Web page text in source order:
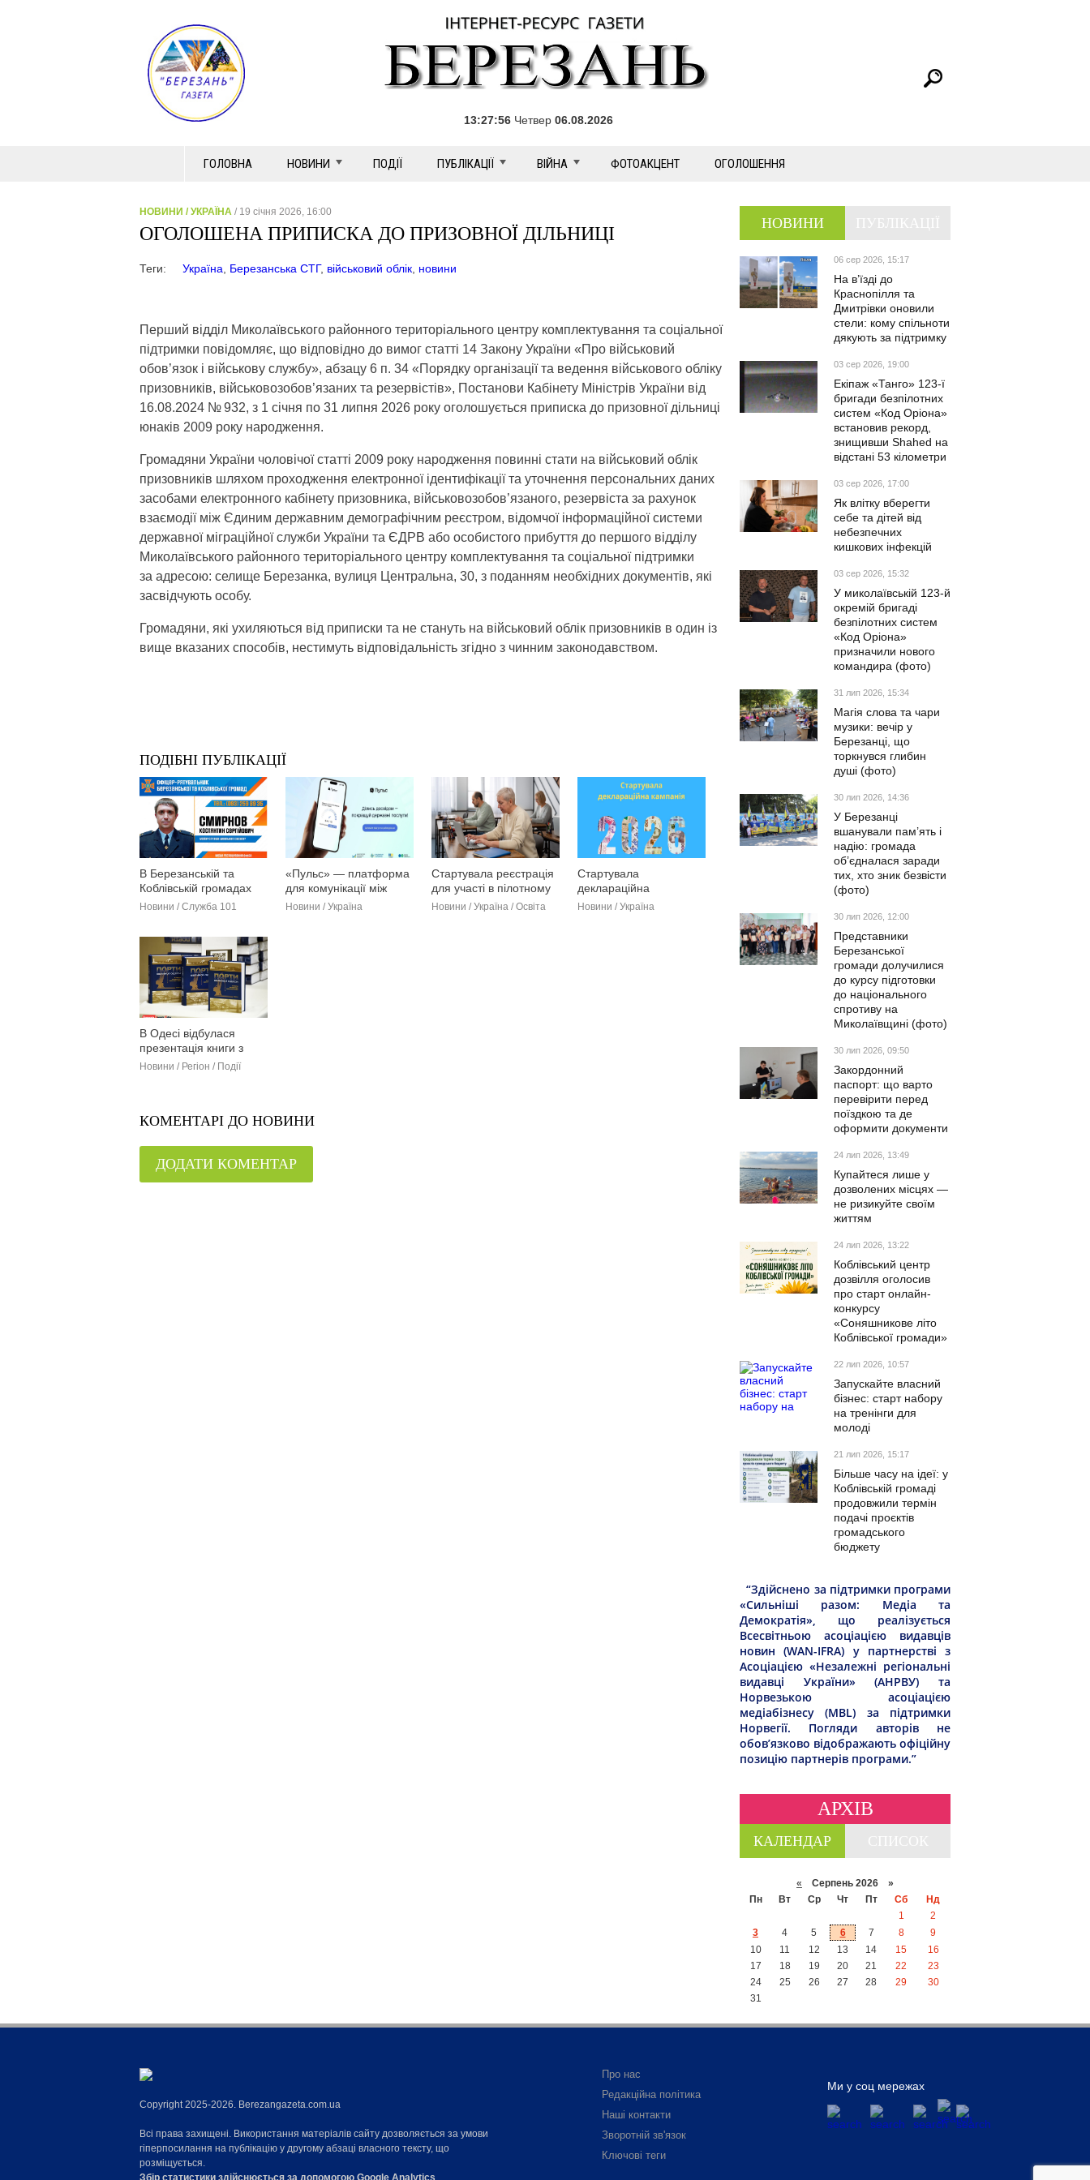
13:27:58 Четвер 06.08.2026
ГОЛОВНА НОВИНИ ПОДІЇ ПУБЛІКАЦІЇ ВІЙНА ФОТОАКЦЕНТ ОГОЛОШЕННЯ
НОВИНИ /УКРАЇНА / 19 січня 2026, 16:00
ОГОЛОШЕНА ПРИПИСКА ДО ПРИЗОВНОЇ ДІЛЬНИЦІ
Теги: Україна Березанська СТГ, військовий облік новини
Перший відділ Миколаївського районного територіального центру комплектування та соціальної
підтримки повідомляє, що відповідно до вимог статті 14 Закону України «Про військовий
обов’язок і військову службу», абзацу 6 п. 34 «Порядку організації та ведення військового обліку
призовників, військовозобов’язаних та резервістів», Постанови Кабінету Міністрів України від
16.08.2024 № 932, з 1 січня по 31 липня 2026 року оголошується приписка до призовної дільниці
юнаків 2009 року народження.
Громадяни України чоловічої статті 2009 року народження повинні стати на військовий облік
призовників шляхом проходження електронної ідентифікації та уточнення персональних даних
засобами електронного кабінету призовника, військовозобов’язаного, резервіста за рахунок
взаємодії між Єдиним державним демографічним реєстром, відомчої інформаційної системи
державної міграційної служби України та ЄДРВ або особистого прибуття до першого відділу
Миколаївського районного територіального центру комплектування та соціальної підтримки
за адресою: селище Березанка, вулиця Центральна, 30, з поданням необхідних документів, які
засвідчують особу.
Громадяни, які ухиляються від приписки та не стануть на військовий облік призовників в один із
вище вказаних способів, нестимуть відповідальність згідно з чинним законодавством.
ПОДІБНІ ПУБЛІКАЦІЇ
В Березанській та
Коблівській громадах
розпочав роботу
Новини / Служба 101
«Пульс» — платформа
для комунікації між
бізнесом і владою
Новини / Україна
Стартувала реєстрація
для участі в пілотному
проєкті «Гроші ходять
Новини / Україна / Освіта
Стартувала
деклараційна
кампанія–2026
Новини / Україна
В Одесі відбулася
презентація книги з
історії портів регіону
Новини / Регіон / Події
КОМЕНТАРІ ДО НОВИНИ
ДОДАТИ КОМЕНТАР
НОВИНИ
06 сер 2026, 15:17
На в’їзді до
Краснопілля та
Дмитрівки оновили
стели: кому спільноти
дякують за підтримку
03 сер 2026, 19:00
Екіпаж «Танго» 123-ї
бригади безпілотних
систем «Код Оріона»
встановив рекорд,
знищивши Shahed на
відстані 53 кілометри
03 сер 2026, 17:00
Як влітку вберегти
себе та дітей від
небезпечних
кишкових інфекцій
03 сер 2026, 15:32
У миколаївській 123-й
окремій бригаді
безпілотних систем
«Код Оріона»
призначили нового
командира (фото)
31 лип 2026, 15:34
Магія слова та чари
музики: вечір у
Березанці, що
торкнувся глибин
душі (фото)
30 лип 2026, 14:36
У Березанці
вшанували пам’ять і
надію: громада
об’єдналася заради
тих, хто зник безвісти
(фото)
30 лип 2026, 12:00
Представники
Березанської
громади долучилися
до курсу підготовки
до національного
спротиву на
Миколаївщині (фото)
30 лип 2026, 09:50
Закордонний
паспорт: що варто
перевірити перед
поїздкою та де
оформити документи
24 лип 2026, 13:49
Купайтеся лише у
дозволених місцях —
не ризикуйте своїм
життям
24 лип 2026, 13:22
Коблівський центр
дозвілля оголосив
про старт онлайн-
конкурсу
«Соняшникове літо
Коблівської громади»
22 лип 2026, 10:57
Запускайте власний
бізнес: старт набору
на тренінги для
молоді
21 лип 2026, 15:17
Більше часу на ідеї: у
Коблівській громаді
продовжили термін
подачі проєктів
громадського
бюджету
“Здійснено за підтримки програми
«Сильніші разом: Медіа та
Демократія», що реалізується
Всесвітньою асоціацією видавців
новин (WAN-IFRA) у партнерстві з
Асоціацією «Незалежні регіональні
видавці України» (АНРВУ) та
Норвезькою асоціацією
медіабізнесу (MBL) за підтримки
Норвегії. Погляди авторів не
обов’язково відображають офіційну
позицію партнерів програми.”
АРХІВ
КАЛЕНДАР
« Серпень 2026 »
Пн
Вт Ср Чт Пт Сб
Нд
1
2
3
4 5 6 7 8
9
10
11 12 13 14 15
16
17
18 19 20 21 22
23
24
25 26 27 28 29
30
31
Copyright 2025-2026. Berezangazeta.com.ua
Всі права захищені. Використання матеріалів сайту дозволяється за умови
гіперпосилання на публікацію у другому абзаці власного тексту, що
розміщується.
Збір статистики здійснюється за допомогою Google Analytics
Про нас
Редакційна політика
Наші контакти
Зворотній зв'язок
Ключові теги
Ми у соц мережах